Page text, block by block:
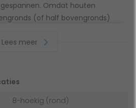
Omdat houten
(of half bovengronds)
moeilijker. Dit speciale winterzeil
winterzeil
Lees meer
8-hoekig (rond)